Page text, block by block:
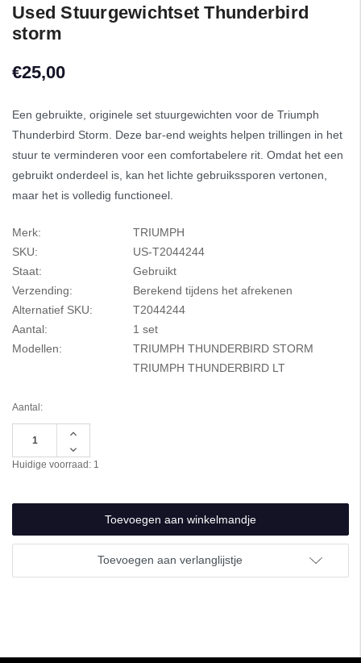
Used Stuurgewichtset Thunderbird
storm
€25,00
Een gebruikte, originele set stuurgewichten voor de Triumph
Thunderbird Storm. Deze bar-end weights helpen trillingen in het
stuur te verminderen voor een comfortabelere rit. Omdat het een
gebruikt onderdeel is, kan het lichte gebruikssporen vertonen,
maar het is volledig functioneel.
Merk:
TRIUMPH
SKU:
US-T2044244
Staat:
Gebruikt
Verzending:
Berekend tijdens het afrekenen
Alternatief SKU:
T2044244
Aantal:
1 set
Modellen:
TRIUMPH THUNDERBIRD STORM
TRIUMPH THUNDERBIRD LT
Aantal:
Hoeveelheid
van
undefined
Hoeveelheid
verlagen
van
Huidige voorraad: 1
Toevoegen aan verlanglijstje